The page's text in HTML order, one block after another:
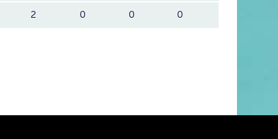
2 0 0 0